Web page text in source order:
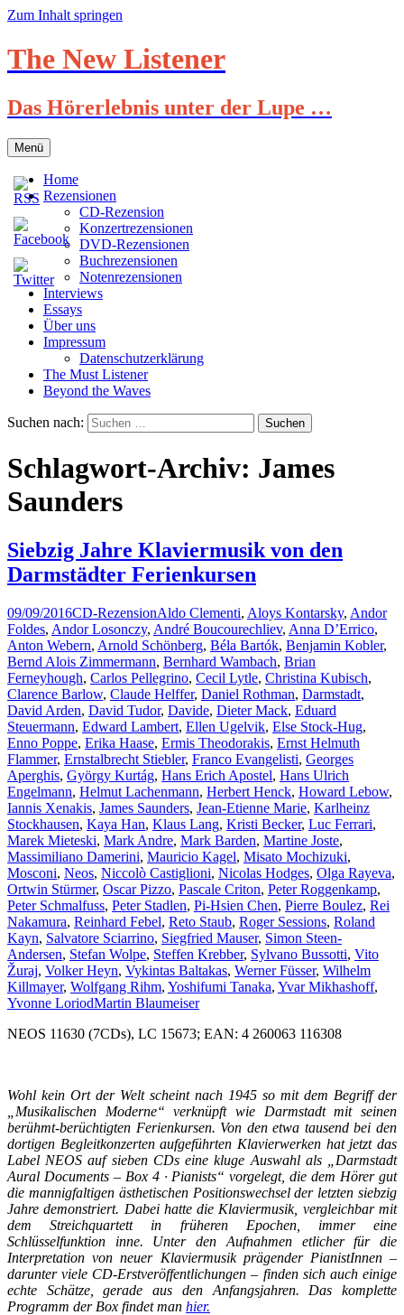
Zum Inhalt springen
The New Listener
Das Hörerlebnis unter der Lupe …
Menü
Home
Rezensionen
CD-Rezension
Konzertrezensionen
DVD-Rezensionen
Buchrezensionen
Notenrezensionen
Interviews
Essays
Über uns
Impressum
Datenschutzerklärung
The Must Listener
Beyond the Waves
Suchen nach:
Schlagwort-Archiv: James
Saunders
Siebzig Jahre Klaviermusik von den
Darmstädter Ferienkursen
09/09/2016CD-RezensionAldo Clementi, Aloys Kontarsky, Andor
Foldes, Andor Losonczy, André Boucourechliev, Anna D’Errico,
Anton Webern, Arnold Schönberg, Béla Bartók, Benjamin Kobler,
Bernd Alois Zimmermann, Bernhard Wambach, Brian
Ferneyhough, Carlos Pellegrino, Cecil Lytle, Christina Kubisch,
Clarence Barlow, Claude Helffer, Daniel Rothman, Darmstadt,
David Arden, David Tudor, Davide, Dieter Mack, Eduard
Steuermann, Edward Lambert, Ellen Ugelvik, Else Stock-Hug,
Enno Poppe, Erika Haase, Ermis Theodorakis, Ernst Helmuth
Flammer, Ernstalbrecht Stiebler, Franco Evangelisti, Georges
Aperghis, György Kurtág, Hans Erich Apostel, Hans Ulrich
Engelmann, Helmut Lachenmann, Herbert Henck, Howard Lebow,
Iannis Xenakis, James Saunders, Jean-Etienne Marie, Karlheinz
Stockhausen, Kaya Han, Klaus Lang, Kristi Becker, Luc Ferrari,
Marek Mieteski, Mark Andre, Mark Barden, Martine Joste,
Massimiliano Damerini, Mauricio Kagel, Misato Mochizuki,
Mosconi, Neos, Niccolò Castiglioni, Nicolas Hodges, Olga Rayeva,
Ortwin Stürmer, Oscar Pizzo, Pascale Criton, Peter Roggenkamp,
Peter Schmalfuss, Peter Stadlen, Pi-Hsien Chen, Pierre Boulez, Rei
Nakamura, Reinhard Febel, Reto Staub, Roger Sessions, Roland
Kayn, Salvatore Sciarrino, Siegfried Mauser, Simon Steen-
Andersen, Stefan Wolpe, Steffen Krebber, Sylvano Bussotti, Vito
Žuraj, Volker Heyn, Vykintas Baltakas, Werner Füsser, Wilhelm
Killmayer, Wolfgang Rihm, Yoshifumi Tanaka, Yvar Mikhashoff,
Yvonne LoriodMartin Blaumeiser
NEOS 11630 (7CDs), LC 15673; EAN: 4 260063 116308
Wohl kein Ort der Welt scheint nach 1945 so mit dem Begriff der
„Musikalischen Moderne“ verknüpft wie Darmstadt mit seinen
berühmt-berüchtigten Ferienkursen. Von den etwa tausend bei den
dortigen Begleitkonzerten aufgeführten Klavierwerken hat jetzt das
Label NEOS auf sieben CDs eine kluge Auswahl als „Darmstadt
Aural Documents – Box 4 · Pianists“ vorgelegt, die dem Hörer gut
die mannigfaltigen ästhetischen Positionswechsel der letzten siebzig
Jahre demonstriert. Dabei hatte die Klaviermusik, vergleichbar mit
dem Streichquartett in früheren Epochen, immer eine
Schlüsselfunktion inne. Unter den Aufnahmen etlicher für die
Interpretation von neuer Klaviermusik prägender PianistInnen –
darunter viele CD-Erstveröffentlichungen – finden sich auch einige
echte Schätze, gerade aus den Anfangsjahren. Das komplette
Programm der Box findet man hier.